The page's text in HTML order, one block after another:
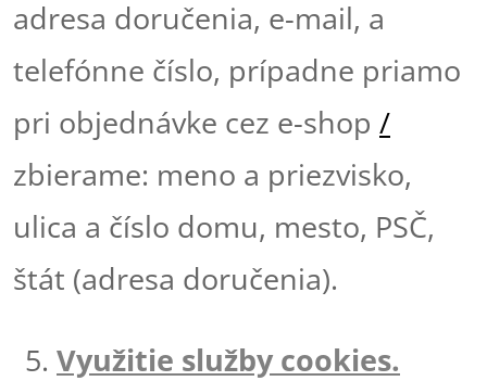
adresa doručenia, e-mail, a
telefónne číslo, prípadne priamo
pri objednávke cez e-shop /
zbierame: meno a priezvisko,
ulica a číslo domu, mesto, PSČ,
štát (adresa doručenia).
Využitie služby cookies.